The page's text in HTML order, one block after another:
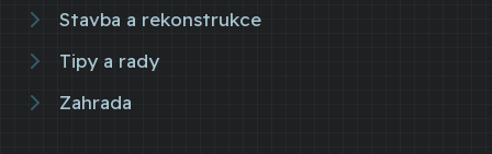
Stavba a rekonstrukce
Tipy a rady
Zahrada